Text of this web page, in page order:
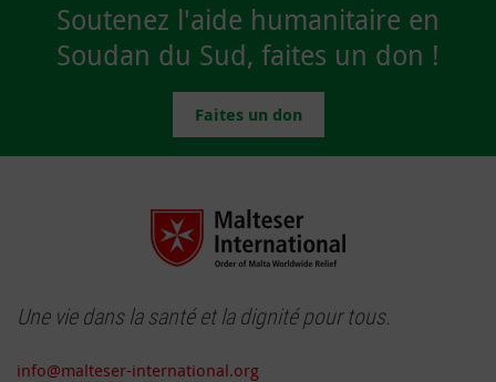
Soutenez l'aide humanitaire en
Soudan du Sud, faites un don !
Faites un don
Une vie dans la santé et la dignité pour tous.
info@malteser-international.org